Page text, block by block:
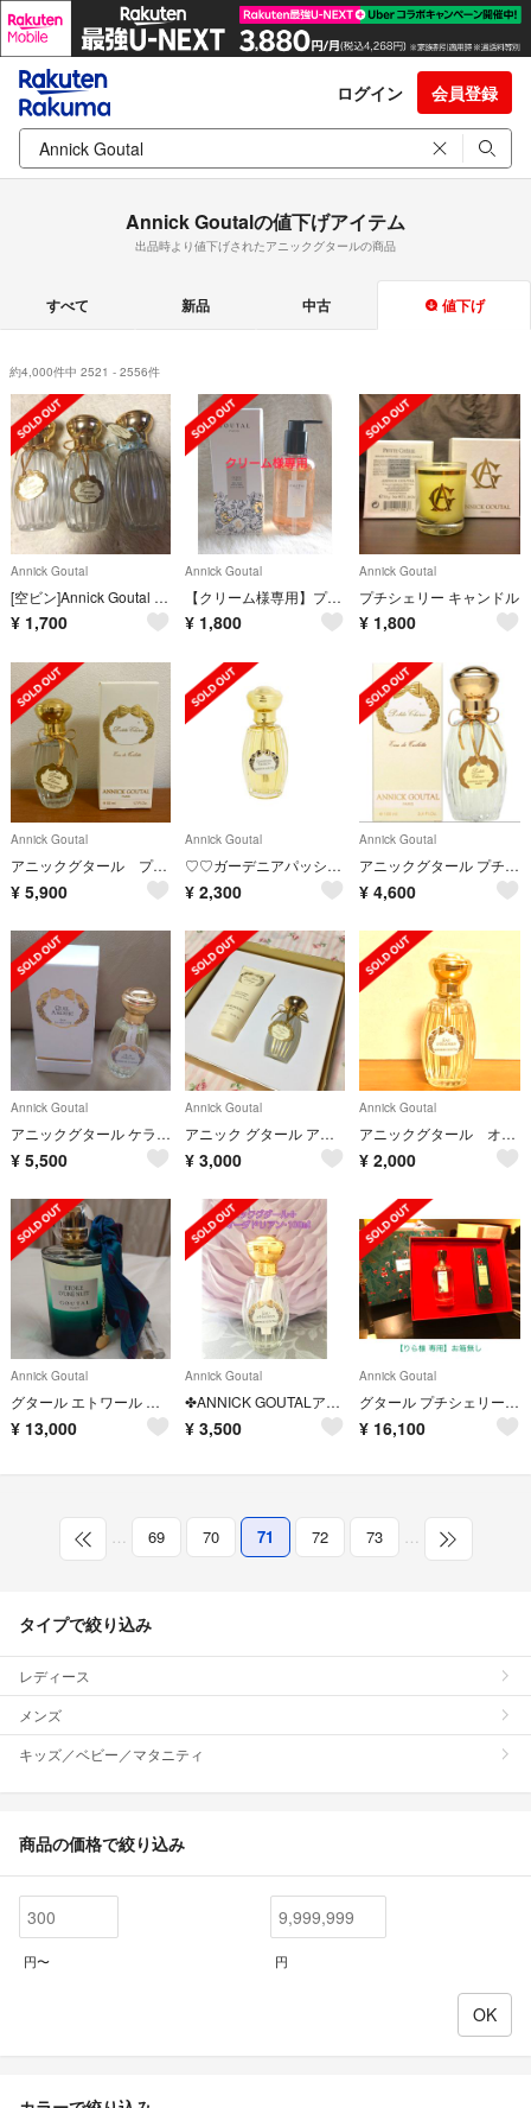
ログイン 会員登録
Annick Goutalの値下げアイテム
出品時より値下げされたアニックグタールの商品
すべて 新品 中古 値下げ
約4,000件中 2521 - 2556件
Annick Goutal
[空ビン]Annick Goutal 3本セット
¥ 1,700
Annick Goutal
【クリーム様専用】プチシェリー ネクター シャワーオイル
¥ 1,800
Annick Goutal
プチシェリー キャンドル
¥ 1,800
Annick Goutal
アニックグタール プチシェリーオードトワレ 新品 再お値下げしました
¥ 5,900
Annick Goutal
♡♡ガーデニアパッション・オードトワレ50ml♡♡
¥ 2,300
Annick Goutal
アニックグタール プチシェリー♡残量8割
¥ 4,600
Annick Goutal
アニックグタール ケラムール EDT 50ml
¥ 5,500
Annick Goutal
アニック グタール アン マタン ドラージュ ANNICK GOUTAL
¥ 3,000
Annick Goutal
アニックグタール オーダドリアン 100ミリ
¥ 2,000
Annick Goutal
グタール エトワール ドゥヌ ニュイ オードパルファム
¥ 13,000
Annick Goutal
✤ANNICK GOUTALアニックグタール✤オーダドリアン100㎖
¥ 3,500
Annick Goutal
グタール プチシェリー EDP 100ml ＆ ハンドクリーム ※お箱無し※
¥ 16,100
… 69 70 71 72 73 …
タイプで絞り込み
レディース
メンズ
キッズ／ベビー／マタニティ
商品の価格で絞り込み
円〜 円